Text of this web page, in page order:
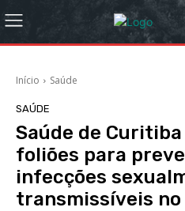
Início Saúde
SAÚDE
Saúde de
foliões para
infecções
transmissíveis